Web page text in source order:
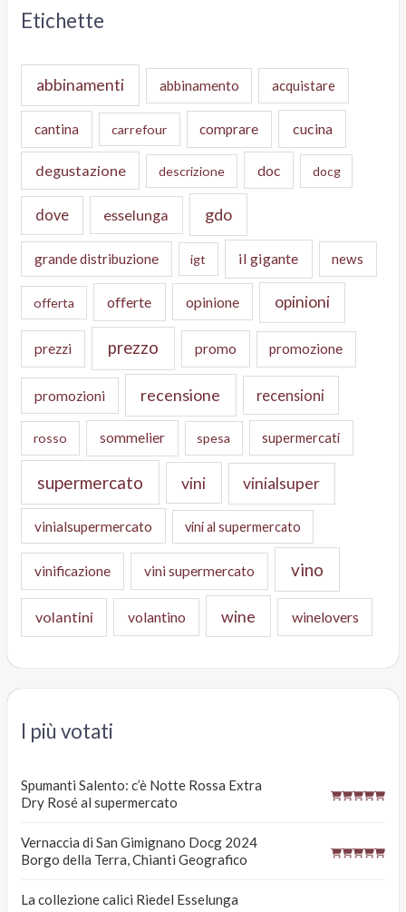
Etichette
abbinamenti abbinamento acquistare
cantina carrefour comprare cucina
degustazione descrizione doc docg
dove esselunga gdo
grande distribuzione igt il gigante news
offerta offerte opinione opinioni
prezzi prezzo promo promozione
promozioni recensione recensioni
rosso sommelier spesa supermercati
supermercato vini vinialsuper
vinialsupermercato vini al supermercato
vinificazione vini supermercato vino
volantini volantino wine winelovers
I più votati
Spumanti Salento: c’è Notte Rossa Extra
Dry Rosé al supermercato
Vernaccia di San Gimignano Docg 2024
Borgo della Terra, Chianti Geografico
La collezione calici Riedel Esselunga